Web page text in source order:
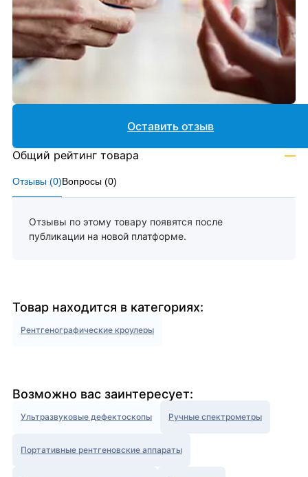
Отзывы (0)Вопросы (0)
Отзывы по этому товару появятся после
публикации на новой платформе.
Оставить отзыв
Общий рейтинг товара —
Товар находится в категориях:
Рентгенографические кроулеры
Возможно вас заинтересует:
Ультразвуковые дефектоскопы Ручные спектрометры
Портативные рентгеновские аппараты